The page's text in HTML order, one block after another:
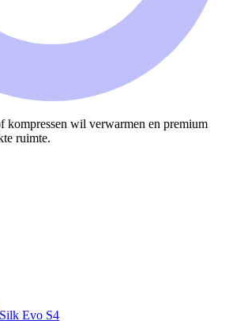
kompressen wil verwarmen en premium
ruimte.
Evo S4